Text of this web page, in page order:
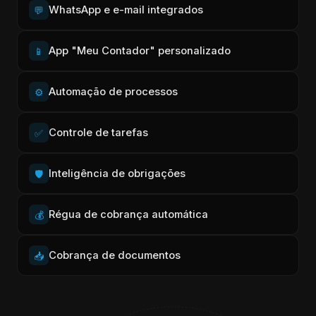
💬 WhatsApp e e-mail integrados
📱 App "Meu Contador" personalizado
⚙️ Automação de processos
✅ Controle de tarefas
🛡️ Inteligência de obrigações
💰 Régua de cobrança automática
📥 Cobrança de documentos